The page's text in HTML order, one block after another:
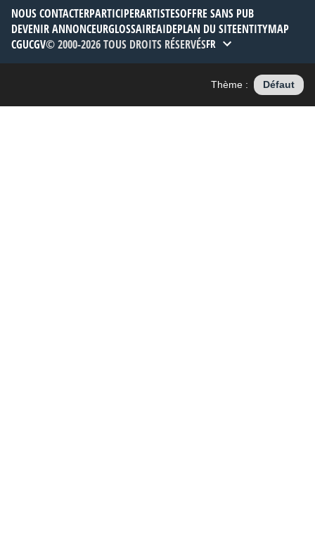
NOUS CONTACTERPARTICIPERARTISTESOFFRE SANS PUB
DEVENIR ANNONCEURGLOSSAIREAIDEPLAN DU SITEENTITYMAP
CGUCGV© 2000-2026 TOUS DROITS RÉSERVÉSFR
Thème : Défaut